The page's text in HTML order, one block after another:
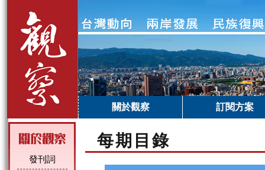
關於觀察 訂閱方案
發刊詞
每期目錄